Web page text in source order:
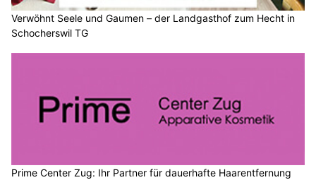
Verwöhnt Seele und Gaumen – der Landgasthof zum Hecht in
Schocherswil TG
Prime Center Zug: Ihr Partner für dauerhafte Haarentfernung